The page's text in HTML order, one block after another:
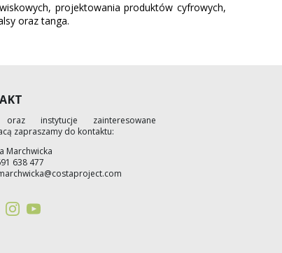
projektowania produktów cyfrowych,
oraz tanga.
instytucje zainteresowane
zapraszamy do kontaktu:
Marchwicka
638 477